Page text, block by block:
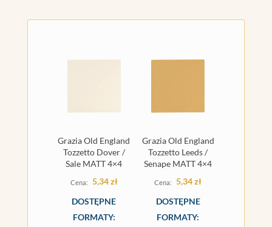
Grazia Old England
Tozzetto Dover /
Sale MATT 4×4
5,34zł
DOSTĘPNE
FORMATY:
Grazia Old England
Tozzetto Leeds /
Senape MATT 4×4
5,34zł
DOSTĘPNE
FORMATY: